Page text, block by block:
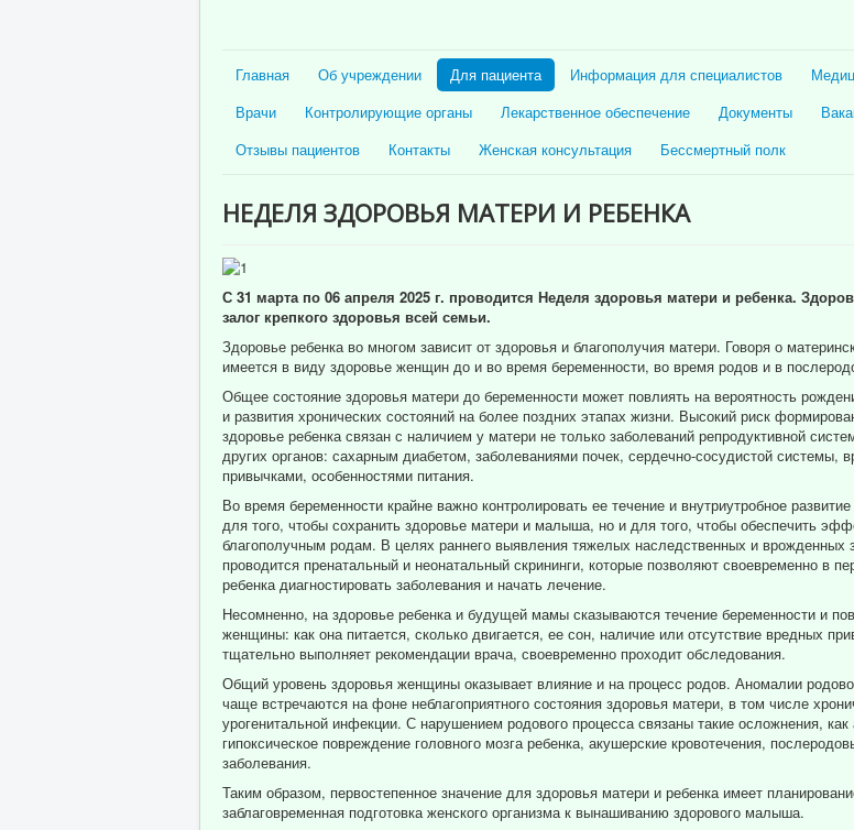
Главная Об учреждении Для пациента Информация для специалистов
Врачи
Контролирующие органы Лекарственное обеспечение Документы
Отзывы пациентов
Контакты Женская консультация Бессмертный полк
НЕДЕЛЯ ЗДОРОВЬЯ МАТЕРИ И РЕБЕНКА
С 31 марта по 06 апреля 2025 г. проводится Неделя здоровья матери и ребенка.
залог крепкого здоровья всей семьи.
Здоровье ребенка во многом зависит от здоровья и благополучия матери. Говоря о
имеется в виду здоровье женщин до и во время беременности, во время родов и в
Общее состояние здоровья матери до беременности может повлиять на вероятность
и развития хронических состояний на более поздних этапах жизни. Высокий риск
здоровье ребенка связан с наличием у матери не только заболеваний репродуктивной
других органов: сахарным диабетом, заболеваниями почек, сердечно-сосудистой системы,
привычками, особенностями питания.
Во время беременности крайне важно контролировать ее течение и внутриутробное
для того, чтобы сохранить здоровье матери и малыша, но и для того, чтобы обеспечить
благополучным родам. В целях раннего выявления тяжелых наследственных и врожденных
проводится пренатальный и неонатальный скрининги, которые позволяют своевременно в
ребенка диагностировать заболевания и начать лечение.
Несомненно, на здоровье ребенка и будущей мамы сказываются течение беременности и
женщины: как она питается, сколько двигается, ее сон, наличие или отсутствие вредных
тщательно выполняет рекомендации врача, своевременно проходит обследования.
Общий уровень здоровья женщины оказывает влияние и на процесс родов. Аномалии
чаще встречаются на фоне неблагоприятного состояния здоровья матери, в том числе
урогенитальной инфекции. С нарушением родового процесса связаны такие осложнения,
гипоксическое повреждение головного мозга ребенка, акушерские кровотечения,
заболевания.
Таким образом, первостепенное значение для здоровья матери и ребенка имеет
заблаговременная подготовка женского организма к вынашиванию здорового малыша.